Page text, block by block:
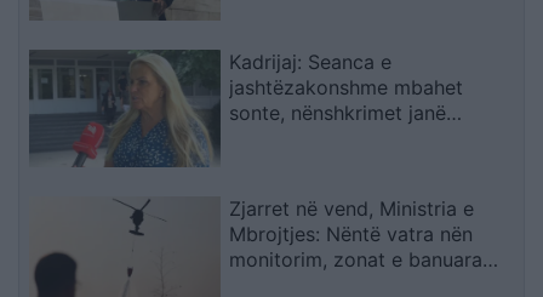
Kadrijaj: Seanca e
jashtëzakonshme mbahet
sonte, nënshkrimet janë
Zjarret në vend, Ministria e
Mbrojtjes: Nëntë vatra nën
monitorim, zonat e banuara